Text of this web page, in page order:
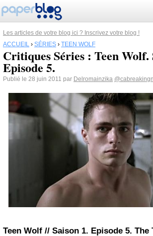
Les articles de votre blog ici ? Inscrivez votre blog !
ACCUEIL › SÉRIES › TEEN WOLF
Critiques Séries : Teen Wolf.
Episode 5.
Publié le 28 juin 2011 par Delromainzika
Teen Wolf // Saison 1. Episode 5. The